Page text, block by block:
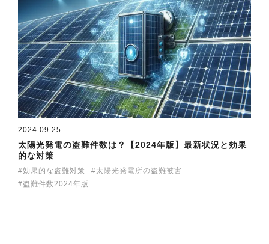
2024.09.25
太陽光発電の盗難件数は？【2024年版】最新状況と効果
的な対策
効果的な盗難対策
太陽光発電所の盗難被害
盗難件数2024年版